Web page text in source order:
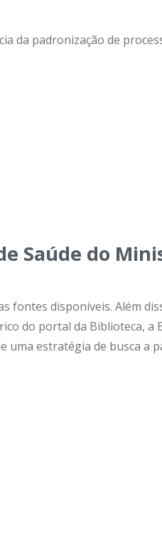
da padronização de
Saúde do
fontes disponíveis. Além
do portal da Biblioteca, a
estratégia de busca a